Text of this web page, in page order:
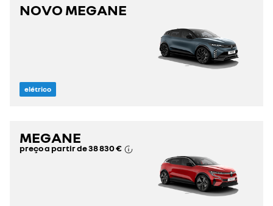
NOVO MEGANE
elétrico
MEGANE
preço a partir de38 830 €